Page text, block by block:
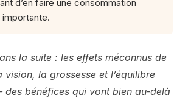
d’en faire une consommation
la suite : les effets méconnus de
vision, la grossesse et l’équilibre
bénéfices qui vont bien au-delà